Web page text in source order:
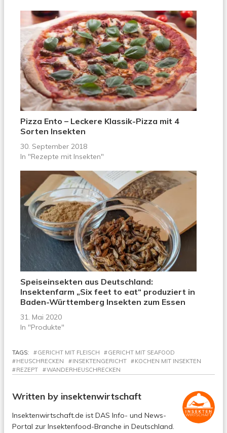
Pizza Ento – Leckere Klassik-Pizza mit 4
Sorten Insekten
30. September 2018
In "Rezepte mit Insekten"
Speiseinsekten aus Deutschland:
Insektenfarm „Six feet to eat“ produziert in
Baden-Württemberg Insekten zum Essen
31. Mai 2020
In "Produkte"
TAGS: GERICHT MIT FLEISCH
GERICHT MIT SEAFOOD
HEUSCHRECKEN
INSEKTENGERICHT
KOCHEN MIT INSEKTEN
REZEPT
WANDERHEUSCHRECKEN
Written by insektenwirtschaft
Insektenwirtschaft.de ist DAS Info- und News-
Portal zur Insektenfood-Branche in Deutschland.